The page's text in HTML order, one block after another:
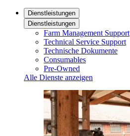
Dienstleistungen
Dienstleistungen
Farm Management Support
Technical Service Support
Technische Dokumente
Consumables
Pre-Owned
Alle Dienste anzeigen